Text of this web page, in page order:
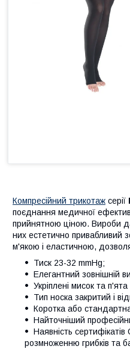
Компресійний трикотаж серії
поєднання медичної
прийнятною ціною. Вироби
них естетично привабливий
м'якою і еластичною,
Тиск 23-32 mmHg;
Елегантний зовнішній
Укріплені мисок та
Тип носка закритий і
Коротка або
Найточніший
Наявність
розмноженню грибків та